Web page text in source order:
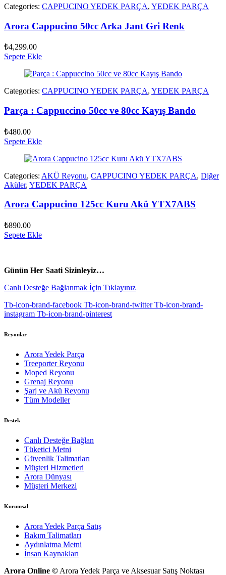
Categories: CAPPUCINO YEDEK PARÇA, YEDEK PARÇA
Arora Cappucino 50cc Arka Jant Gri Renk
₺4,299.00
Sepete Ekle
Categories: CAPPUCINO YEDEK PARÇA, YEDEK PARÇA
Parça : Cappuccino 50cc ve 80cc Kayış Bando
₺480.00
Sepete Ekle
Categories: AKÜ Reyonu, CAPPUCINO YEDEK PARÇA, Diğer
Aküler, YEDEK PARÇA
Arora Cappucino 125cc Kuru Akü YTX7ABS
₺890.00
Sepete Ekle
Günün Her Saati Sizinleyiz…
Canlı Desteğe Bağlanmak İçin Tıklayınız
Tb-icon-brand-facebook Tb-icon-brand-twitter Tb-icon-brand-
instagram Tb-icon-brand-pinterest
Reyonlar
Arora Yedek Parça
Treeporter Reyonu
Moped Reyonu
Grenaj Reyonu
Şarj ve Akü Reyonu
Tüm Modeller
Destek
Canlı Desteğe Bağlan
Tüketici Metni
Güvenlik Talimatları
Müşteri Hizmetleri
Arora Dünyası
Müşteri Merkezi
Kurumsal
Arora Yedek Parça Satış
Bakım Talimatları
Aydınlatma Metni
İnsan Kaynakları
Arora Online © Arora Yedek Parça ve Aksesuar Satış Noktası